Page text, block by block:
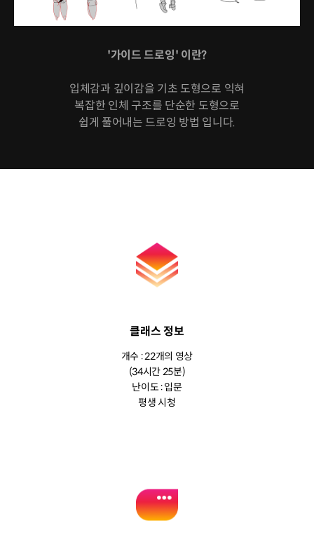
'가이드 드로잉' 이란?
입체감과 깊이감을 기초 도형으로 익혀
복잡한 인체 구조를 단순한 도형으로
쉽게 풀어내는 드로잉 방법 입니다.
클래스 정보
개수 : 22개의 영상
(34시간 25분)
난이도 : 입문
평생 시청